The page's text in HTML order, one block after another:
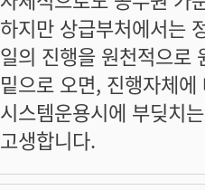
하지만 상급부처에서는
일의 진행을 원천적으로
밑으로 오면, 진행자체
시스템운용시에 부딪치
고생합니다.